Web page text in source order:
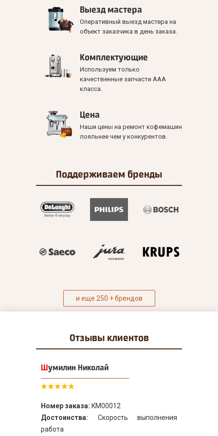
Выезд мастера
Оперативный выезд мастера на
объект заказчика в день заказа.
Комплектующие
Используем только
качественные запчасти ААА
класса.
Цена
Наши цены на ремонт кофемашин
лояльнее чем у конкурентов.
Поддерживаем бренды
и еще 250 + брендов
Отзывы клиентов
Шумилин Николай
Номер заказа: KM00012
Достоинства: Скорость выполнения
работа